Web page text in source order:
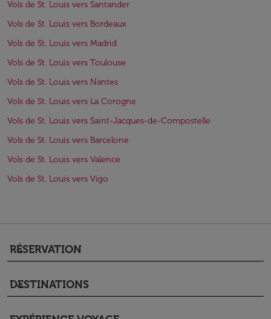
Vols de St. Louis vers Santander
Vols de St. Louis vers Bordeaux
Vols de St. Louis vers Madrid
Vols de St. Louis vers Toulouse
Vols de St. Louis vers Nantes
Vols de St. Louis vers La Corogne
Vols de St. Louis vers Saint-Jacques-de-Compostelle
Vols de St. Louis vers Barcelone
Vols de St. Louis vers Valence
Vols de St. Louis vers Vigo
RÉSERVATION
keyboard_arrow_down
DESTINATIONS
keyboard_arrow_down